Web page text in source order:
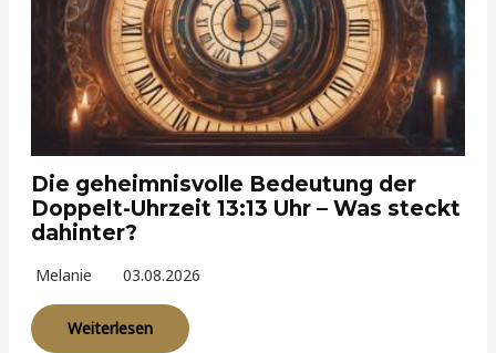
Die geheimnisvolle Bedeutung der
Doppelt-Uhrzeit 13:13 Uhr – Was steckt
dahinter?
Melanie 03.08.2026
Weiterlesen